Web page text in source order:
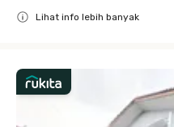
Lihat info lebih banyak